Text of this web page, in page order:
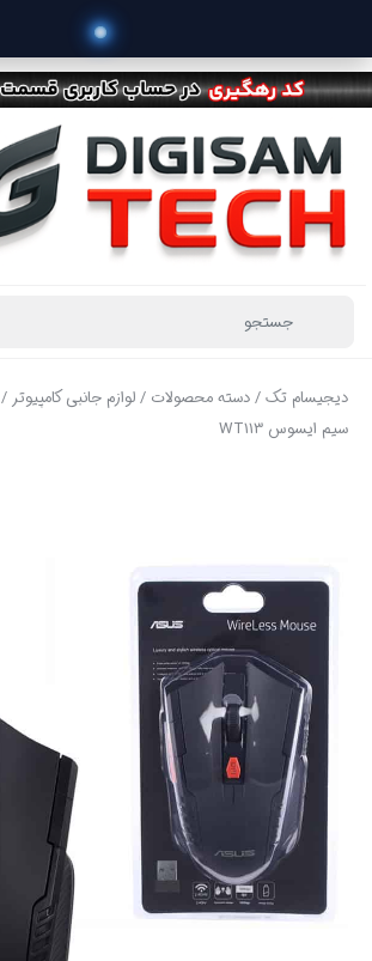
دیجیسام تک/دسته محصولات /لوازم جانبی کامپیوتر/
سیم ایسوس WT113